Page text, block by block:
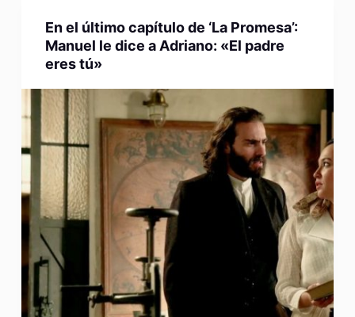
En el último capítulo de ‘La Promesa’:
Manuel le dice a Adriano: «El padre
eres tú»